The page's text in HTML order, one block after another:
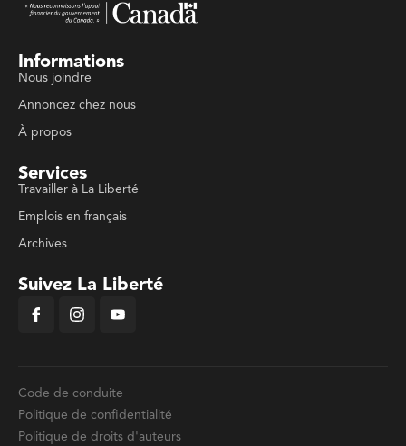
Informations
Nous joindre
Annoncez chez nous
À propos
Services
Travailler à La Liberté
Emplois en français
Archives
Suivez La Liberté
Code de conduite
Politique de confidentialité
Politique de droits d'auteurs